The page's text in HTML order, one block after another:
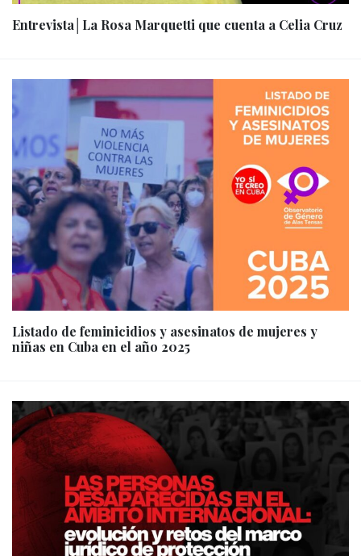
Entrevista│La Rosa Marquetti que cuenta a Celia Cruz
Listado de feminicidios y asesinatos de mujeres y
niñas en Cuba en el año 2025